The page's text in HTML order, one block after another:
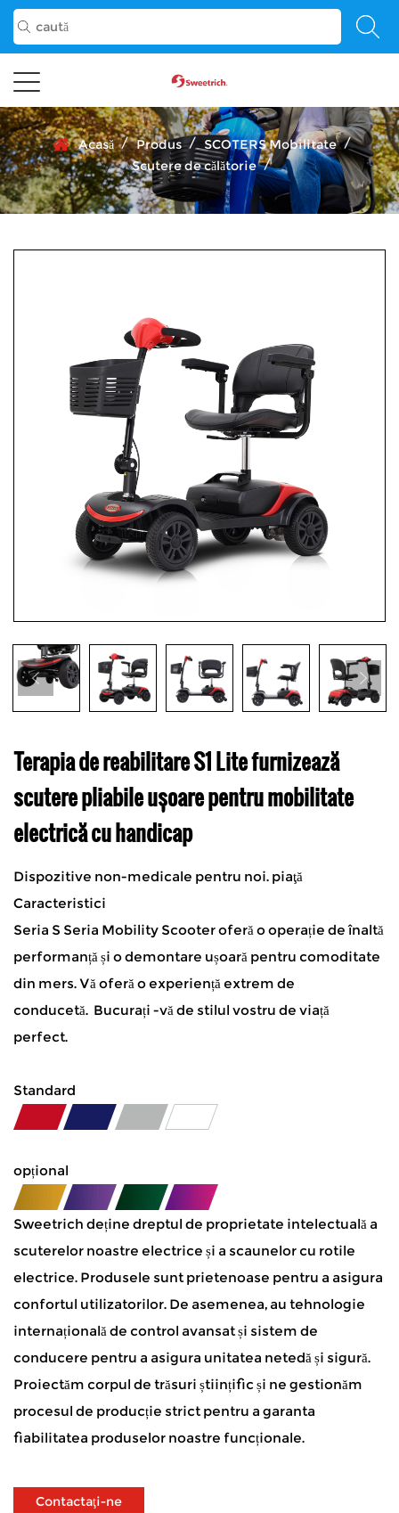
Acasă / Produs / SCOTERS Mobilitate /
Scutere de călătorie /
Terapia de reabilitare S1 Lite furnizează
scutere pliabile ușoare pentru mobilitate
electrică cu handicap
Dispozitive non-medicale pentru noi. piaţă
Caracteristici
Seria S Seria Mobility Scooter oferă o operație de înaltă
performanță și o demontare ușoară pentru comoditate
din mers. Vă oferă o experiență extrem de
conducetă. Bucurați -vă de stilul vostru de viață
perfect.
Standard
opțional
Sweetrich deține dreptul de proprietate intelectuală a
scuterelor noastre electrice și a scaunelor cu rotile
electrice. Produsele sunt prietenoase pentru a asigura
confortul utilizatorilor. De asemenea, au tehnologie
internațională de control avansat și sistem de
conducere pentru a asigura unitatea netedă și sigură.
Proiectăm corpul de trăsuri științific și ne gestionăm
procesul de producție strict pentru a garanta
fiabilitatea produselor noastre funcționale.
Contactaţi-ne